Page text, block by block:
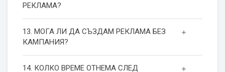
РЕКЛАМА?
13. МОГА ЛИ ДА СЪЗДАМ РЕКЛАМА БЕЗ
КАМПАНИЯ?
14. КОЛКО ВРЕМЕ ОТНЕМА СЛЕД